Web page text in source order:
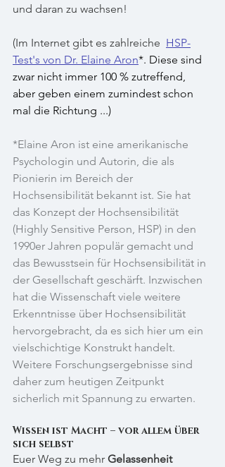
und daran zu wachsen!
(Im Internet gibt es zahlreiche HSP-
Test's von Dr. Elaine Aron*. Diese sind
zwar nicht immer 100 % zutreffend,
aber geben einem zumindest schon
mal die Richtung ...)
*Elaine Aron ist eine amerikanische
Psychologin und Autorin, die als
Pionierin im Bereich der
Hochsensibilität bekannt ist. Sie hat
das Konzept der Hochsensibilität
(Highly Sensitive Person, HSP) in den
1990er Jahren populär gemacht und
das Bewusstsein für Hochsensibilität in
der Gesellschaft geschärft. Inzwischen
hat die Wissenschaft viele weitere
Erkenntnisse über Hochsensibilität
hervorgebracht, da es sich hier um ein
vielschichtige Konstrukt handelt.
Weitere Forschungsergebnisse sind
daher zum heutigen Zeitpunkt
sicherlich mit Spannung zu erwarten.
Wissen ist Macht – vor allem über
sich selbst
Euer Weg zu mehr Gelassenheit